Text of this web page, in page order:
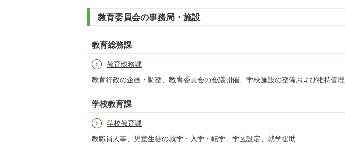
教育委員会の事務局・施設
教育総務課
教育総務課
教育行政の企画・調整、教育委員会の会議開催、学校施設の整備および維持管理
学校教育課
学校教育課
教職員人事、児童生徒の就学・入学・転学、学区設定、就学援助